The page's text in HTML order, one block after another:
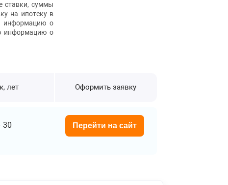
ставки, суммы
на ипотеку в
информацию о
информацию о
лет Оформить заявку
30 Перейти на сайт